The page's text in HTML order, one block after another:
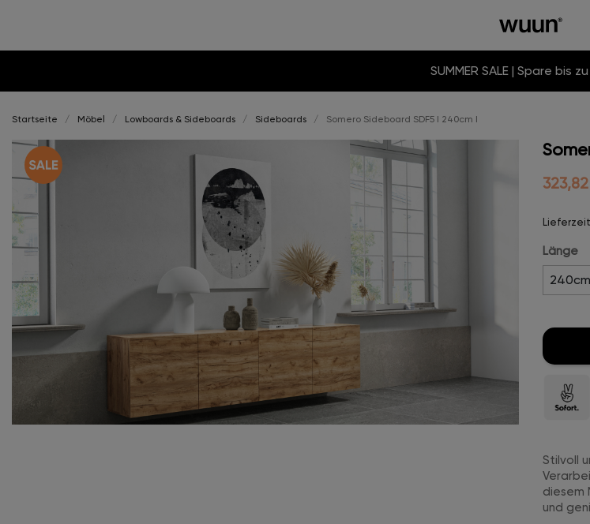
SUMMER SALE | Spare bis
Startseite Möbel Lowboards & Sideboards Sideboards Somero Sideboard SDF5 I 240cm I
Länge
Stilvoll
diesem
und